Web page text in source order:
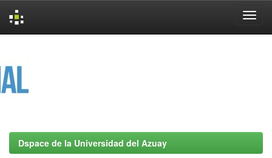
Dspace de la Universidad del Azuay